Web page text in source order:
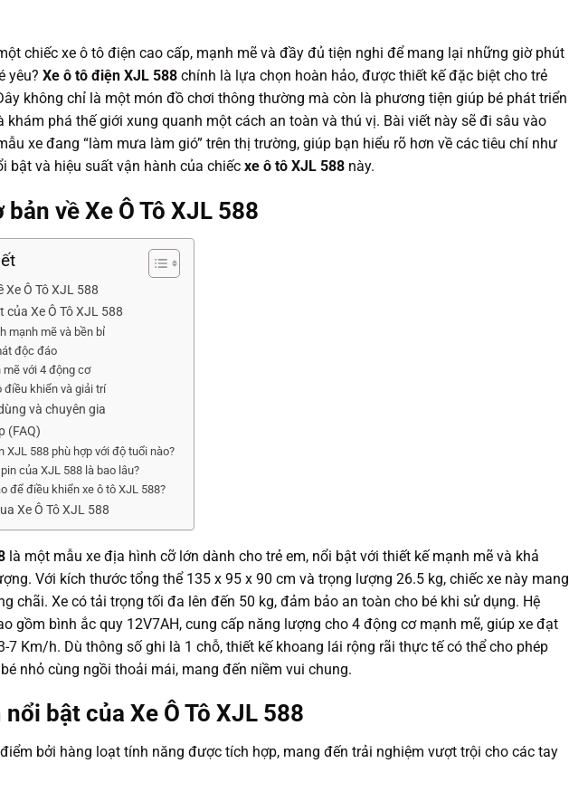
chiếc xe ô tô điện cao cấp, mạnh mẽ và đầy đủ tiện nghi để mang lại những giờ phút
yêu? Xe ô tô điện XJL 588 chính là lựa chọn hoàn hảo, được thiết kế đặc biệt cho trẻ
không chỉ là một món đồ chơi thông thường mà còn là phương tiện giúp bé phát triển
khám phá thế giới xung quanh một cách an toàn và thú vị. Bài viết này sẽ đi sâu vào
xe đang “làm mưa làm gió” trên thị trường, giúp bạn hiểu rõ hơn về các tiêu chí như
bật và hiệu suất vận hành của chiếc xe ô tô XJL 588 này.
về Xe Ô Tô XJL 588
Ô Tô XJL 588
Xe Ô Tô XJL 588
mạnh mẽ và bền bỉ
độc đáo
mẽ với 4 động cơ
điều khiển và giải trí
và chuyên gia
(FAQ)
XJL 588 phù hợp với độ tuổi nào?
của XJL 588 là bao lâu?
để điều khiển xe ô tô XJL 588?
Xe Ô Tô XJL 588
là một mẫu xe địa hình cỡ lớn dành cho trẻ em, nổi bật với thiết kế mạnh mẽ và khả
Với kích thước tổng thể 135 x 95 x 90 cm và trọng lượng 26.5 kg, chiếc xe này mang
chãi. Xe có tải trọng tối đa lên đến 50 kg, đảm bảo an toàn cho bé khi sử dụng. Hệ
gồm bình ắc quy 12V7AH, cung cấp năng lượng cho 4 động cơ mạnh mẽ, giúp xe đạt
7 Km/h. Dù thông số ghi là 1 chỗ, thiết kế khoang lái rộng rãi thực tế có thể cho phép
nhỏ cùng ngồi thoải mái, mang đến niềm vui chung.
bật của Xe Ô Tô XJL 588
bởi hàng loạt tính năng được tích hợp, mang đến trải nghiệm vượt trội cho các tay